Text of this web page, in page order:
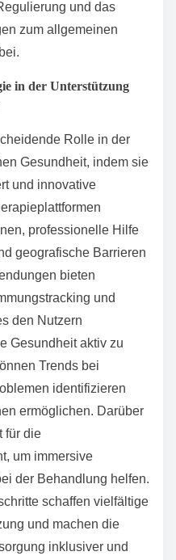
von
digitale
Zugänglichkeit und
Verbindungen und
Isolation. Digitale
Betreuung
wie Meditation,
und das
zum allgemeinen
in der Unterstützung
Rolle in der
Gesundheit, indem sie
und innovative
professionelle Hilfe
geografische Barrieren